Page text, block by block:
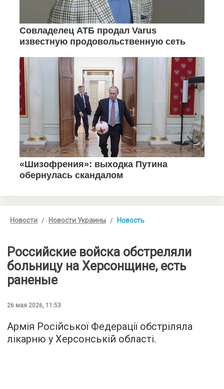
Новости Новости Украины Новость
Российские войска обстреляли
больницу на Херсонщине, есть
раненые
26 мая 2026, 11:53
Армія Російської Федерації обстріляла
лікарню у Херсонській області.